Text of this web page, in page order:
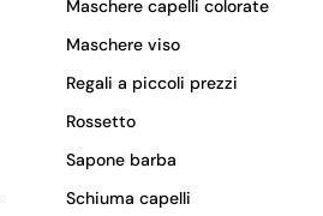
Maschere capelli colorate
Maschere viso
Regali a piccoli prezzi
Rossetto
Sapone barba
Schiuma capelli